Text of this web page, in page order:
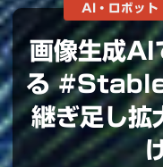
画像生成AI
る
継ぎ足し拡
AI・ロボット